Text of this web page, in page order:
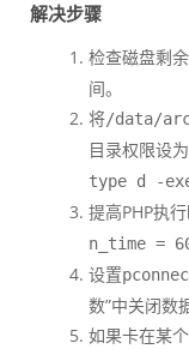
解决步骤
检查磁盘剩余
间。
将/data/
目录权限设
type d -
提高PHP执
n_time =
设置
数”中关闭数
如果卡在某